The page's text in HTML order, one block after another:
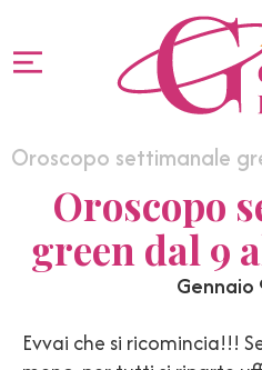
Oroscopo settimanale
Oroscopo
green dal 9
Gennaio
Evvai che si ricomincia!!!